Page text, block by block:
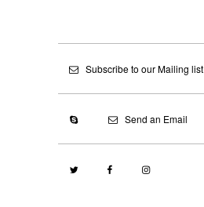
Subscribe to our Mailing list
Send an Email